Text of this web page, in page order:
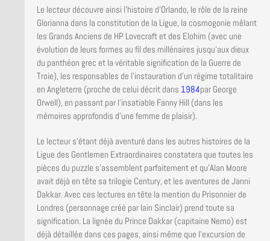
Le lecteur découvre ainsi l’histoire d’Orlando, le rôle de la reine
Glorianna dans la constitution de la Ligue, la cosmogonie mêlant
les Grands Anciens de HP Lovecraft et des Elohim (avec une
évolution de leurs formes au fil des millénaires jusqu’aux dieux
du panthéon grec et la véritable signification de la Guerre de
Troie), les responsables de l’instauration d’un régime totalitaire
en Angleterre (proche de celui décrit dans 1984par George
Orwell), en passant par l’insatiable Fanny Hill (dans les
mémoires approfondis d’une femme de plaisir).
Le lecteur s’étant déjà aventuré dans les autres histoires de la
Ligue des Gentlemen Extraordinaires constatera que toutes les
pièces du puzzle s’assemblent parfaitement et qu’Alan Moore
avait déjà en tête sa trilogie Century, et les aventures de Janni
Dakkar. Avec ces lectures en tête la mention du Prisonnier de
Londres (personnage créé par Iain Sinclair) prend toute sa
signification. La lignée du Prince Dakkar (capitaine Nemo) est
déjà détaillée dans ces pages, ainsi même que l’excursion de